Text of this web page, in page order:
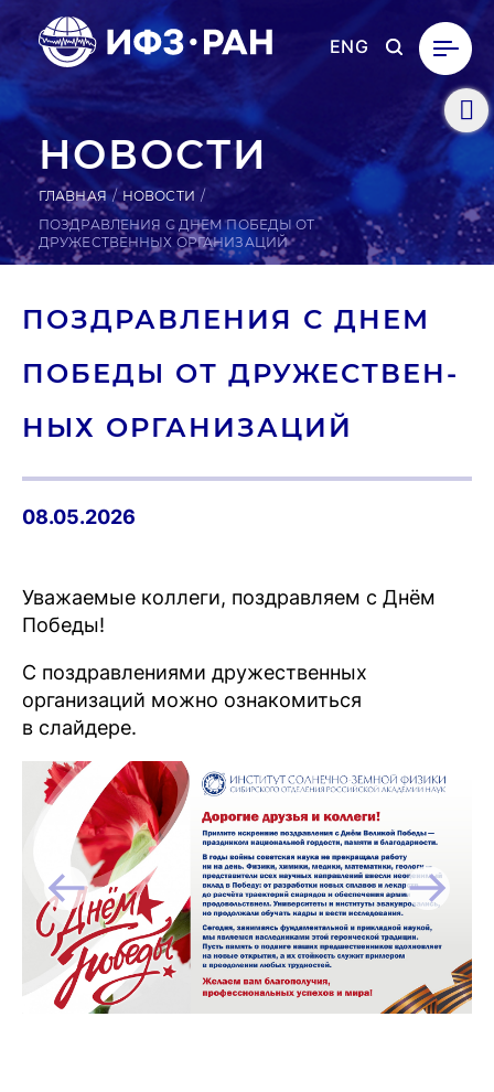
ENG
НОВОСТИ
ГЛАВНАЯ
НОВОСТИ
ПОЗДРАВЛЕНИЯ С ДНЕМ ПОБЕДЫ ОТ
ДРУЖЕСТВЕННЫХ ОРГАНИЗАЦИЙ
ПОЗ­ДРАВ­ЛЕ­НИЯ С ДНЕМ
ПОБЕДЫ ОТ ДРУ­ЖЕС­ТВЕН­
НЫХ ОР­ГА­НИЗА­ЦИЙ
08.05.2026
Уважаемые коллеги, поздравляем с Днём
Победы!
С поздравлениями дружественных
организаций можно ознакомиться
в слайдере.